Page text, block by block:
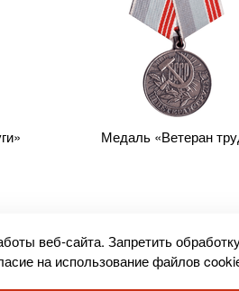
Медаль «Ветеран
Вернуться
на главную
веб-сайта. Запретить
на использование файлов